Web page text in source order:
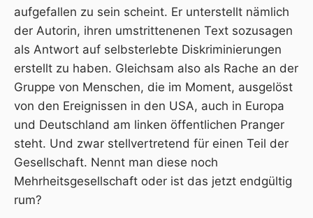
aufgefallen zu sein scheint. Er unterstellt nämlich
der Autorin, ihren umstrittenenen Text sozusagen
als Antwort auf selbsterlebte Diskriminierungen
erstellt zu haben. Gleichsam also als Rache an der
Gruppe von Menschen, die im Moment, ausgelöst
von den Ereignissen in den USA, auch in Europa
und Deutschland am linken öffentlichen Pranger
steht. Und zwar stellvertretend für einen Teil der
Gesellschaft. Nennt man diese noch
Mehrheitsgesellschaft oder ist das jetzt endgültig
rum?